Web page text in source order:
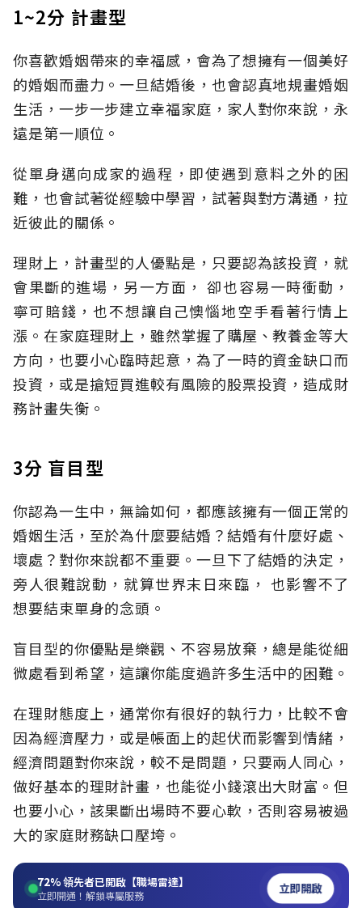
1~2分 計畫型
你喜歡婚姻帶來的幸福感，會為了想擁有一個美好
的婚姻而盡力。一旦結婚後，也會認真地規畫婚姻
生活，一步一步建立幸福家庭，家人對你來說，永
遠是第一順位。
從單身邁向成家的過程，即使遇到意料之外的困
難，也會試著從經驗中學習，試著與對方溝通，拉
近彼此的關係。
理財上，計畫型的人優點是，只要認為該投資，就
會果斷的進場，另一方面， 卻也容易一時衝動，
寧可賠錢，也不想讓自己懊惱地空手看著行情上
漲。在家庭理財上，雖然掌握了購屋、教養金等大
方向，也要小心臨時起意，為了一時的資金缺口而
投資，或是搶短買進較有風險的股票投資，造成財
務計畫失衡。
3分 盲目型
你認為一生中，無論如何，都應該擁有一個正常的
婚姻生活，至於為什麼要結婚？結婚有什麼好處、
壞處？對你來說都不重要。一旦下了結婚的決定，
旁人很難說動，就算世界末日來臨， 也影響不了
想要結束單身的念頭。
盲目型的你優點是樂觀、不容易放棄，總是能從細
微處看到希望，這讓你能度過許多生活中的困難。
在理財態度上，通常你有很好的執行力，比較不會
因為經濟壓力，或是帳面上的起伏而影響到情緒，
經濟問題對你來說，較不是問題，只要兩人同心，
做好基本的理財計畫，也能從小錢滾出大財富。但
也要小心，該果斷出場時不要心軟，否則容易被過
大的家庭財務缺口壓垮。
72%領先者已開啟【職場雷達】
立即開通！解鎖專屬服務 立即開啟